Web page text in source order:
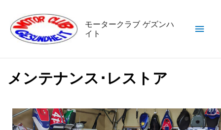
モータークラブ ゲズンハ
イト
ン
ュ
メンテナンス･レストア